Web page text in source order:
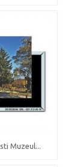
Muzeul...